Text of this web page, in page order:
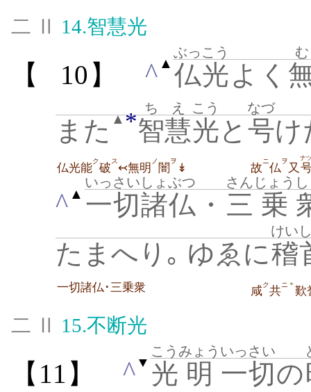
二 Ⅱ 14.智慧光
【 10】^ ▲仏光
ぶっこう
よく
む
また ▲*智慧
ちえ
光
こう
と 号
なづ
け
仏光能ク破ス↢無明 ノ 闇 ヲ ↡ 故ニ仏ヲ 又
ナ
^ ▲ 一切
いっさい
諸仏
しょぶつ
・ 三
さん
乗
じょう
たまへり｡ ゆゑに稽
けい
一切諸仏･三乗衆 咸ク共ニ ＊ 歎
二 Ⅱ 15.不断光
【11】 ^ ▼ 光
こう
明
みょう
一切
いっさい
の